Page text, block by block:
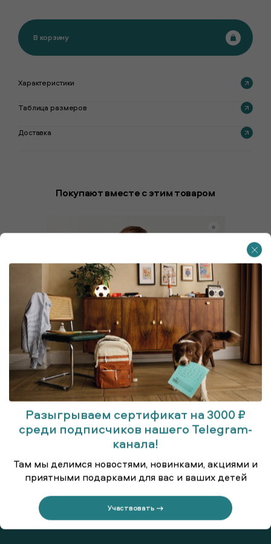
В корзину
Характеристики
Таблица размеров
Доставка
Покупают вместе с этим товаром
Куртка удлинённая (парка)
Разыгрываем сертификат на 3000 ₽
среди подписчиков нашего Telegram-
канала!
Там мы делимся новостями, новинками, акциями и
приятными подарками для вас и ваших детей
Участвовать →